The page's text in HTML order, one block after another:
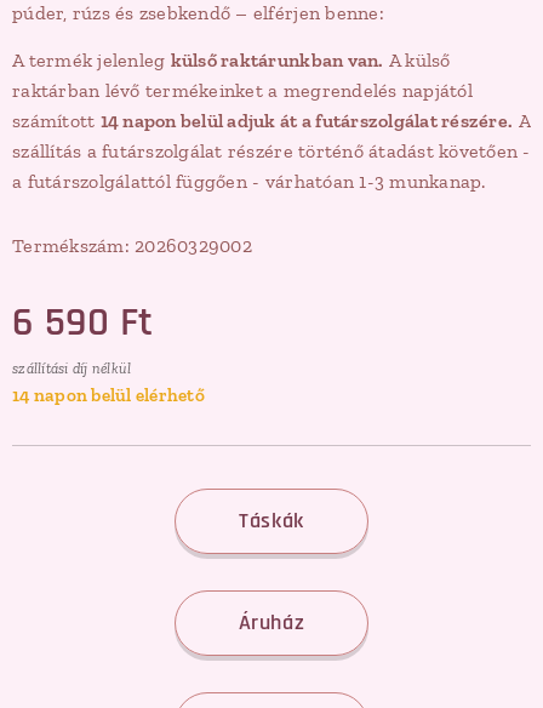
púder, rúzs és zsebkendő – elférjen benne:
A termék jelenleg külső raktárunkban van. A külső
raktárban lévő termékeinket a megrendelés napjától
számított 14 napon belül adjuk át a futárszolgálat részére. A
szállítás a futárszolgálat részére történő átadást követően -
a futárszolgálattól függően - várhatóan 1-3 munkanap.
Termékszám: 20260329002
6 590 Ft
szállítási díj nélkül
14 napon belül elérhető
Táskák
Áruház